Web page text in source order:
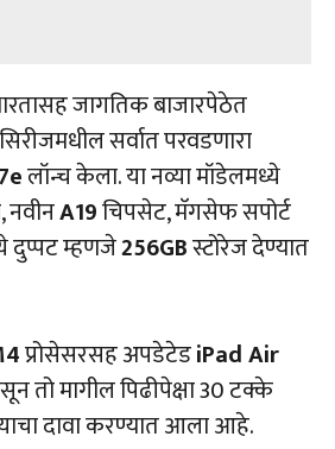
जागतिक बाजारपेठेत
सिरीजमधील सर्वात परवडणारा
लॉन्च केला. या नव्या मॉडेलमध्ये
A19चिपसेट, मॅगसेफ सपोर्ट
दुप्पट म्हणजे256GBस्टोरेज देण्यात
प्रोसेसरसह अपडेटेडiPad Air
तो मागील पिढीपेक्षा 30 टक्के
दावा करण्यात आला आहे.